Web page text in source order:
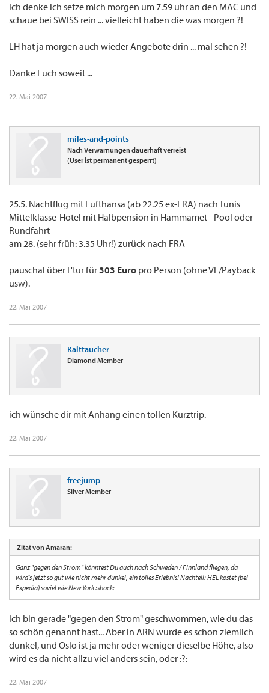
Ich denke ich setze mich morgen um 7.59 uhr an den MAC und
schaue bei SWISS rein ... vielleicht haben die was morgen ?!
LH hat ja morgen auch wieder Angebote drin ... mal sehen ?!
Danke Euch soweit ...
22. Mai 2007
miles-and-points
Nach Verwarnungen dauerhaft verreist
(User ist permanent gesperrt)
25.5. Nachtflug mit Lufthansa (ab 22.25 ex-FRA) nach Tunis
Mittelklasse-Hotel mit Halbpension in Hammamet - Pool oder
Rundfahrt
am 28. (sehr früh: 3.35 Uhr!) zurück nach FRA
pauschal über L'tur für303 Euro pro Person (ohne VF/Payback
usw).
22. Mai 2007
Kalttaucher
Diamond Member
ich wünsche dir mit Anhang einen tollen Kurztrip.
22. Mai 2007
freejump
Silver Member
Zitat von Amaran:
Ganz "gegen den Strom" könntest Du auch nach Schweden / Finnland fliegen, da
wird's jetzt so gut wie nicht mehr dunkel, ein tolles Erlebnis! Nachteil: HEL kostet (bei
Expedia) soviel wie New York :shock:
Ich bin gerade "gegen den Strom" geschwommen, wie du das
so schön genannt hast... Aber in ARN wurde es schon ziemlich
dunkel, und Oslo ist ja mehr oder weniger dieselbe Höhe, also
wird es da nicht allzu viel anders sein, oder :?:
22. Mai 2007